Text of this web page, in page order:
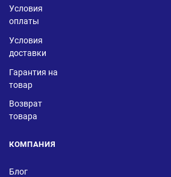
Условия
оплаты
Условия
доставки
Гарантия на
товар
Возврат
товара
КОМПАНИЯ
Блог